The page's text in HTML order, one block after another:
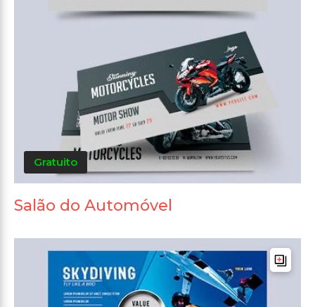
Gratuito
Salão do Automóvel